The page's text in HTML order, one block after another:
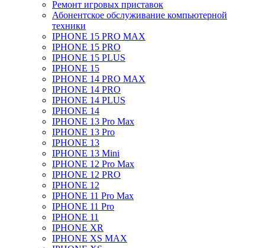
Ремонт игровых приставок
Абонентское обслуживание компьютерной
техники
IPHONE 15 PRO MAX
IPHONE 15 PRO
IPHONE 15 PLUS
IPHONE 15
IPHONE 14 PRO MAX
IPHONE 14 PRO
IPHONE 14 PLUS
IPHONE 14
IPHONE 13 Pro Max
IPHONE 13 Pro
IPHONE 13
IPHONE 13 Mini
IPHONE 12 Pro Max
IPHONE 12 PRO
IPHONE 12
IPHONE 11 Pro Max
IPHONE 11 Pro
IPHONE 11
IPHONE XR
IPHONE XS MAX